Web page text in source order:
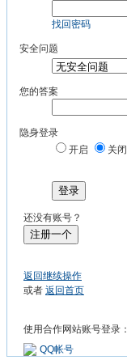
找回密码
安全问题
您的答案
隐身登录
开启
关闭
登录
还没有账号？
注册一个
返回继续操作
或者 返回首页
使用合作网站账号登录：
QQ帐号